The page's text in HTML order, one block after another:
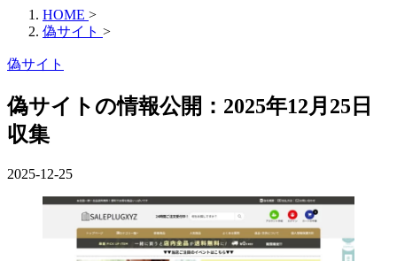
HOME >
偽サイト >
偽サイト
偽サイトの情報公開：2025年12月25日
収集
2025-12-25